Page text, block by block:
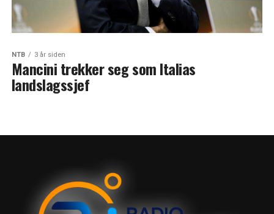
NTB 3 år siden
Mancini trekker seg som Italias
landslagssjef